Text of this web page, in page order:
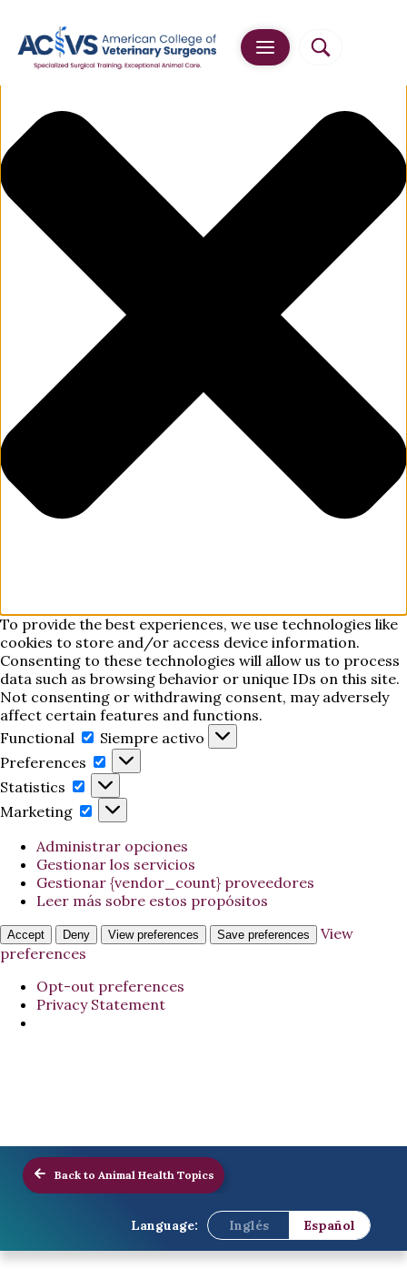
To provide the best experiences, we use technologies like
cookies to store and/or access device information.
Consenting to these technologies will allow us to process
data such as browsing behavior or unique IDs on this site.
Not consenting or withdrawing consent, may adversely
affect certain features and functions.
Functional
Functional
Siempre activo
Preferences
Preferences
Statistics
Statistics
Marketing
Marketing
Administrar opciones
Gestionar los servicios
Gestionar {vendor_count} proveedores
Leer más sobre estos propósitos
Accept Deny View preferences Save preferences
View
preferences
Opt-out preferences
Privacy Statement
Back to Animal Health Topics
Language: Inglés Español